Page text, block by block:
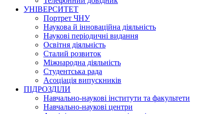
УНІВЕРСИТЕТ
Портрет ЧНУ
Наукова й інноваційна діяльність
Наукові періодичні видання
Освітня діяльність
Сталий розвиток
Міжнародна діяльність
Студентська рада
Асоціація випускників
ПІДРОЗДІЛИ
Навчально-наукові інститути та факультети
Навчально-наукові центри